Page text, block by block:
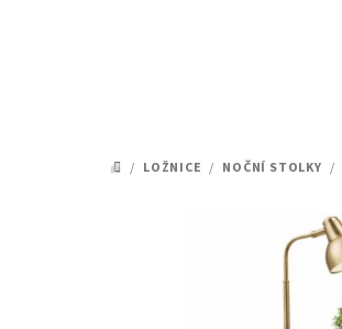
DOMŮ
/ LOŽNICE / NOČNÍ STOLKY /